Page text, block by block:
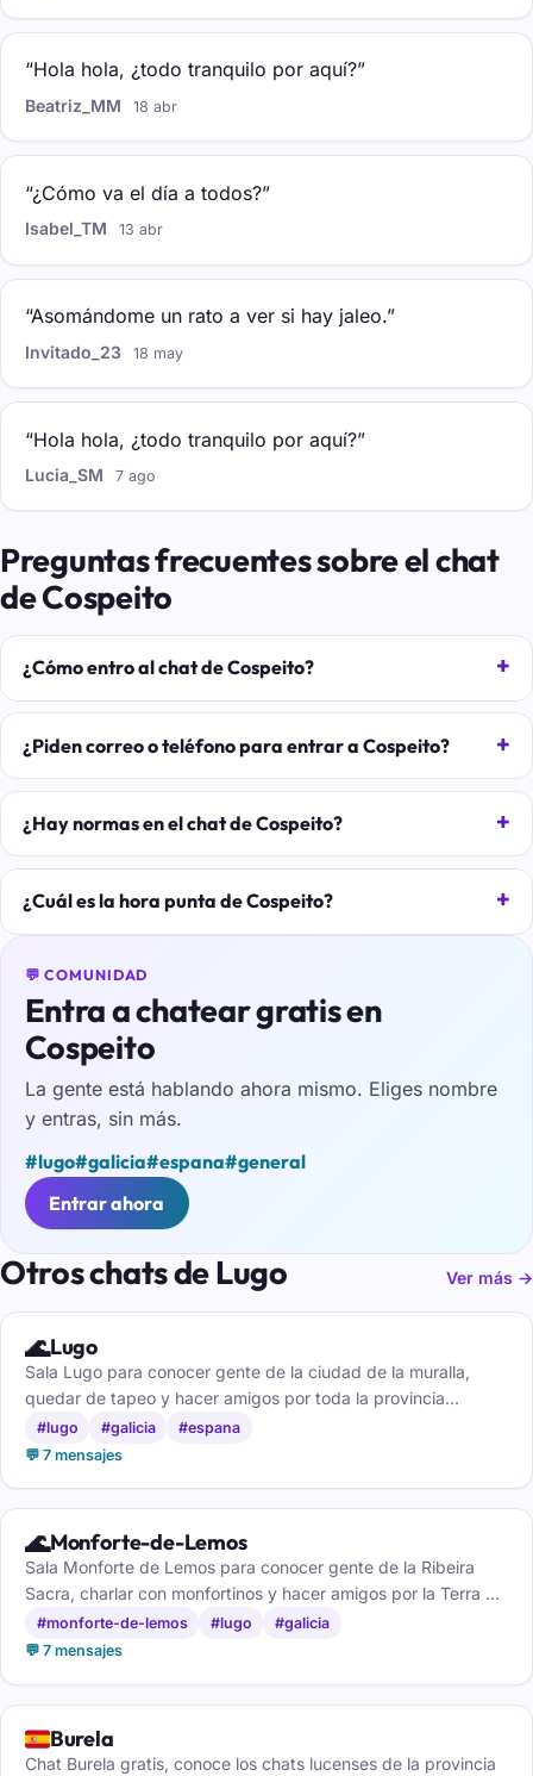
“Hola hola, ¿todo tranquilo por aquí?”
Beatriz_MM 18 abr
“¿Cómo va el día a todos?”
Isabel_TM 13 abr
“Asomándome un rato a ver si hay jaleo.”
Invitado_23 18 may
“Hola hola, ¿todo tranquilo por aquí?”
Lucia_SM 7 ago
Preguntas frecuentes sobre el chat
de Cospeito
¿Cómo entro al chat de Cospeito?
¿Piden correo o teléfono para entrar a Cospeito?
¿Hay normas en el chat de Cospeito?
¿Cuál es la hora punta de Cospeito?
💬 COMUNIDAD
Entra a chatear gratis en
Cospeito
La gente está hablando ahora mismo. Eliges nombre
y entras, sin más.
#lugo#galicia#espana#general
Entrar ahora
Otros chats de Lugo Ver más →
🌊Lugo
Sala Lugo para conocer gente de la ciudad de la muralla,
quedar de tapeo y hacer amigos por toda la provincia
lucense.
#lugo #galicia
#espana
💬 7 mensajes
🌊Monforte-de-Lemos
Sala Monforte de Lemos para conocer gente de la Ribeira
Sacra, charlar con monfortinos y hacer amigos por la Terra de
Lemos.
#monforte-de-lemos #lugo
#galicia
💬 7 mensajes
🇪🇸Burela
Chat Burela gratis, conoce los chats lucenses de la provincia